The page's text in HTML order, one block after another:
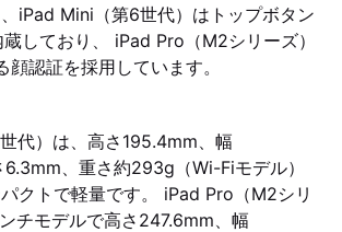
iPad Mini（第6世代）はトップボタン
しており、 iPad Pro（M2シリーズ）
顔認証を採用しています。
代）は、高さ195.4mm、幅
、重さ約293g（Wi-Fiモデル）
クトで軽量です。 iPad Pro（M2シリ
チモデルで高さ247.6mm、幅